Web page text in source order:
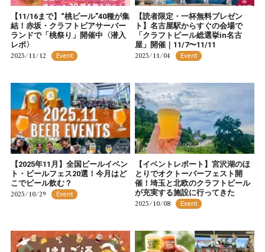
【11/16まで】“桃ビール”40種が集
結！赤坂・クラフトビアサーバー
ランドで「桃祭り」開催中〈潜入
レポ〉
2025/11/12 Event
【読者限定・一杯無料プレゼン
ト】名古屋駅からすぐの会場で
「クラフトビール総選挙in名古
屋」開催｜11/7〜11/11
2025/11/04 Event
【2025年11月】全国ビールイベン
ト・ビールフェス20選！今月はど
こでビール飲む？
2025/10/29 Event
【イベントレポート】宮沢湖のほ
とりでオクトーバーフェスト開
催！埼玉と北欧のクラフトビール
が充実する施設に行ってきた
2025/10/08 Event